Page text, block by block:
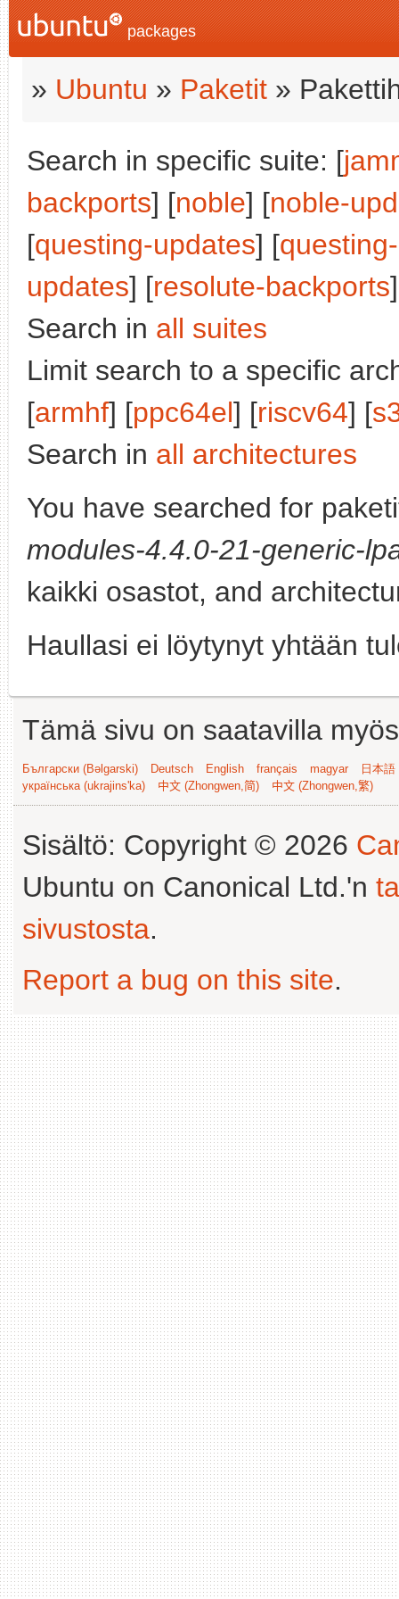
packages
» Ubuntu » Paketit »
Search in specific suite: [
backports] [noble] [noble-
[questing-updates] [
updates] [resolute-backports
Search in all suites
Limit search to a specific
[armhf] [ppc64el] [riscv64] [
Search in all architectures
You have searched for
modules-4.4.0-21-generic-
kaikki osastot, and
Haullasi ei löytynyt yhtään
Tämä sivu on saatavilla
Български (Bəlgarski) Deutsch English français magyar
日本
українська (ukrajins'ka)
中文 (Zhongwen,简) 中文 (Zhongwen,繁)
Sisältö: Copyright © 2026
Ubuntu on Canonical Ltd.'n
sivustosta.
Report a bug on this site.